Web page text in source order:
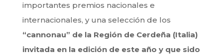
importantes premios nacionales e
internacionales, y una selección de los
“cannonau” de la Región de Cerdeña (Italia)
invitada en la edición de este año y que sido